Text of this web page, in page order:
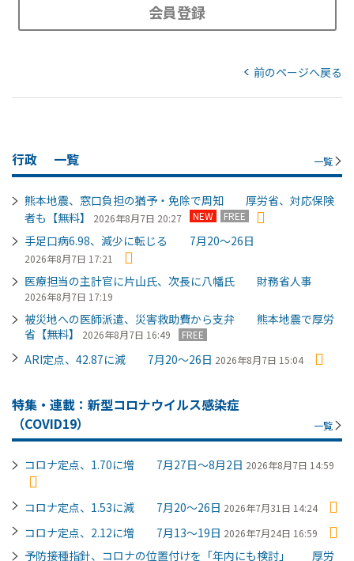
会員登録
前のページへ戻る
行政 一覧 一覧
熊本地震、窓口負担の猶予・免除で周知 厚労省、対応保険
者も【無料】
2026年8月7日 20:27 NEW FREE
手足口病6.98、減少に転じる 7月20～26日
2026年8月7日 17:21
医療担当の主計官に片山氏、次長に八幡氏 財務省人事
2026年8月7日 17:19
被災地への医師派遣、災害救助費から支弁 熊本地震で厚労
省【無料】
2026年8月7日 16:49 FREE
ARI定点、42.87に減 7月20～26日 2026年8月7日 15:04
特集・連載：新型コロナウイルス感染症
（COVID19）
一覧
コロナ定点、1.70に増 7月27日～8月2日 2026年8月7日 14:59
コロナ定点、1.53に減 7月20～26日 2026年7月31日 14:24
コロナ定点、2.12に増 7月13～19日 2026年7月24日 16:59
予防接種指針、コロナの位置付けを「年内にも検討」 厚労